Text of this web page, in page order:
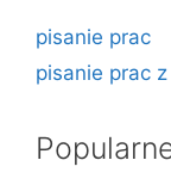
pisanie prac
pisanie prac